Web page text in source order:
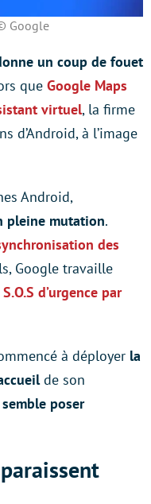
Google
un coup de fouet
que Google Maps
virtuel, la firme
d’Android, à l’image
Android,
pleine mutation.
des
Google travaille
d’urgence par
à déployer la
de son
poser